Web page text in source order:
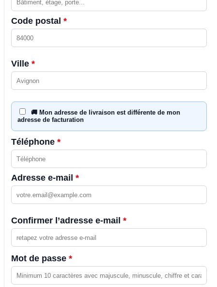
Code postal *
Ville *
🚚 Mon adresse de livraison est différente de mon
adresse de facturation
Téléphone *
Adresse e-mail *
Confirmer l’adresse e-mail *
Mot de passe *